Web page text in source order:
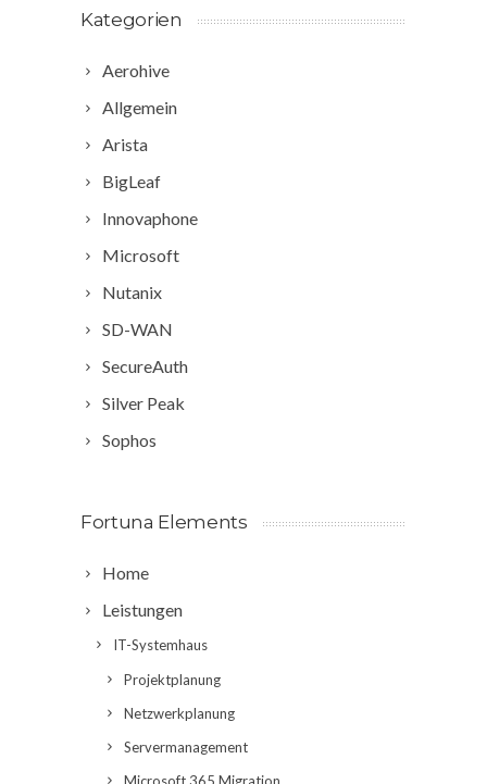
Kategorien
Aerohive
Allgemein
Arista
BigLeaf
Innovaphone
Microsoft
Nutanix
SD-WAN
SecureAuth
Silver Peak
Sophos
Fortuna Elements
Home
Leistungen
IT-Systemhaus
Projektplanung
Netzwerkplanung
Servermanagement
Microsoft 365 Migration